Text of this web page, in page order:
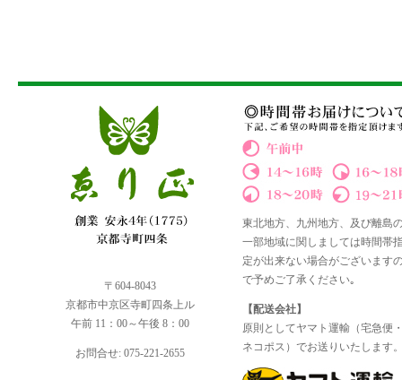
〒604-8043
京都市中京区寺町四条上ル
午前 11：00～午後 8：00
お問合せ: 075-221-2655
東北地方、九州地方、及び離島
一部地域に関しましては時間帯
定が出来ない場合がございます
で予めご了承ください｡
【配送会社】
原則としてヤマト運輸（宅急便
ネコポス）でお送りいたします